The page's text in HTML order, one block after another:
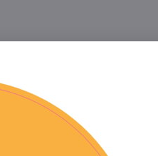
PinterestReddit